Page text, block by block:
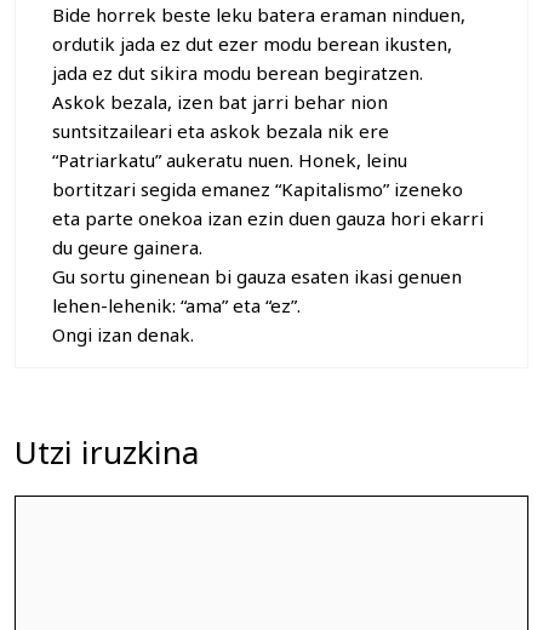
Bide horrek beste leku batera eraman ninduen,
ordutik jada ez dut ezer modu berean ikusten,
jada ez dut sikira modu berean begiratzen.
Askok bezala, izen bat jarri behar nion
suntsitzaileari eta askok bezala nik ere
“Patriarkatu” aukeratu nuen. Honek, leinu
bortitzari segida emanez “Kapitalismo” izeneko
eta parte onekoa izan ezin duen gauza hori ekarri
du geure gainera.
Gu sortu ginenean bi gauza esaten ikasi genuen
lehen-lehenik: “ama” eta “ez”.
Ongi izan denak.
Utzi iruzkina